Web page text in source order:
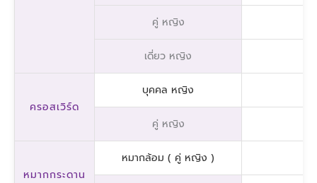
คู่ หญิง
เดี่ยว หญิง
ครอสเวิร์ด
บุคคล หญิง
คู่ หญิง
หมากกระดาน
หมากล้อม ( คู่ หญิง )